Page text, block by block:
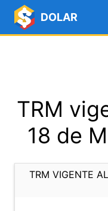
DOLAR
TRM
18 de
TRM VIGENTE